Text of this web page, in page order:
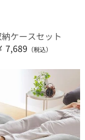
ケースセット
7,689